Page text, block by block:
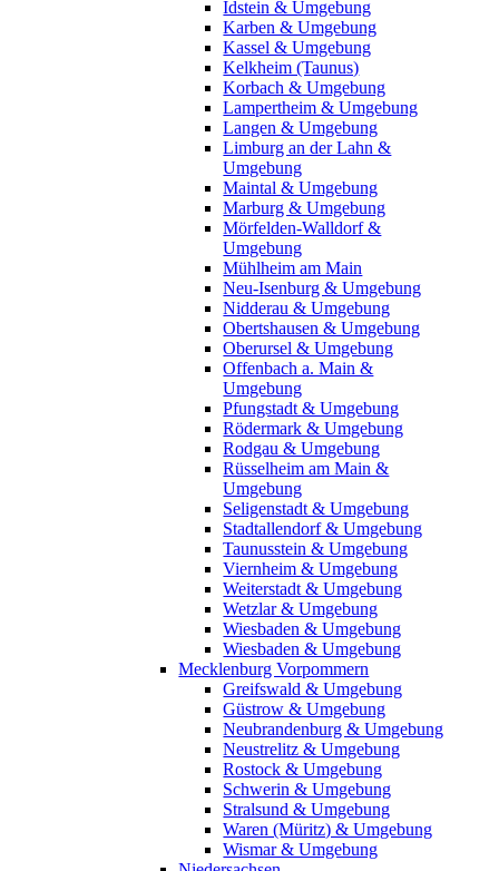
Idstein & Umgebung
Karben & Umgebung
Kassel & Umgebung
Kelkheim (Taunus)
Korbach & Umgebung
Lampertheim & Umgebung
Langen & Umgebung
Limburg an der Lahn &
Umgebung
Maintal & Umgebung
Marburg & Umgebung
Mörfelden-Walldorf &
Umgebung
Mühlheim am Main
Neu-Isenburg & Umgebung
Nidderau & Umgebung
Obertshausen & Umgebung
Oberursel & Umgebung
Offenbach a. Main &
Umgebung
Pfungstadt & Umgebung
Rödermark & Umgebung
Rodgau & Umgebung
Rüsselheim am Main &
Umgebung
Seligenstadt & Umgebung
Stadtallendorf & Umgebung
Taunusstein & Umgebung
Viernheim & Umgebung
Weiterstadt & Umgebung
Wetzlar & Umgebung
Wiesbaden & Umgebung
Wiesbaden & Umgebung
Mecklenburg Vorpommern
Greifswald & Umgebung
Güstrow & Umgebung
Neubrandenburg & Umgebung
Neustrelitz & Umgebung
Rostock & Umgebung
Schwerin & Umgebung
Stralsund & Umgebung
Waren (Müritz) & Umgebung
Wismar & Umgebung